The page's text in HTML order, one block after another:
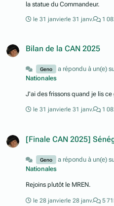
la statue du Commandeur.
le 31 janvier le 31 janv. 1
Bilan de la CAN 2025
Geno a répondu à un(e)
Nationales
J'ai des frissons quand je lis
le 31 janvier le 31 janv. 1
[Finale CAN 2025]
Geno a répondu à un(e)
Nationales
Rejoins plutôt le MREN.
le 28 janvierle 28 janv. 5